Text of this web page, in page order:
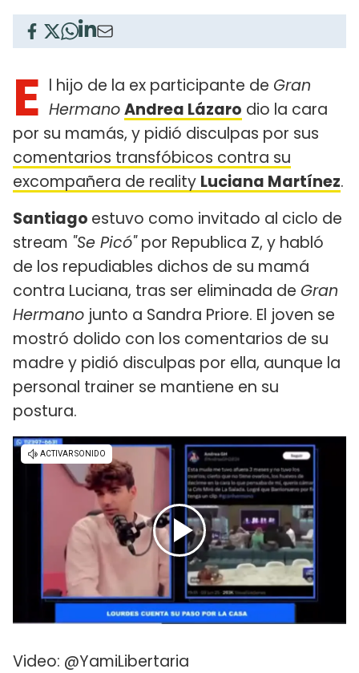
E l hijo de la ex participante de Gran
HermanoAndrea Lázaro dio la cara
por su mamás, y pidió disculpas por sus
comentarios transfóbicos contra su
excompañera de reality Luciana Martínez.
Santiago estuvo como invitado al ciclo de
stream "Se Picó"por Republica Z, y habló
de los repudiables dichos de su mamá
contra Luciana, tras ser eliminada de Gran
Hermano junto a Sandra Priore. El joven se
mostró dolido con los comentarios de su
madre y pidió disculpas por ella, aunque la
personal trainer se mantiene en su
postura.
Video: @YamiLibertaria